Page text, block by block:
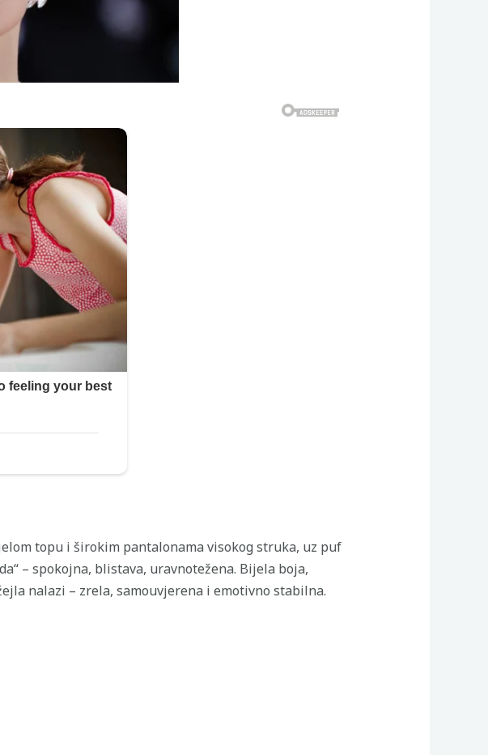
topu i širokim pantalonama visokog struka, uz puf
– spokojna, blistava, uravnotežena. Bijela boja,
nalazi – zrela, samouvjerena i emotivno stabilna.